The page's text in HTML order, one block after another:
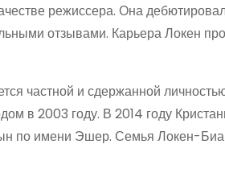
режиссера. Она
отзывами. Карьера Локен
частной и сдержанной
в 2003 году. В 2014 году
по имени Эшер. Семья Локен-